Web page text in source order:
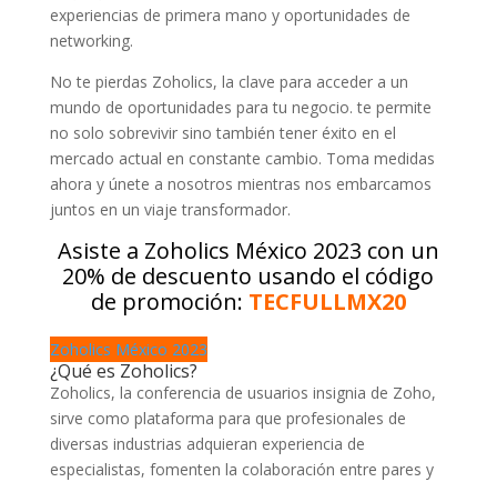
experiencias de primera mano y oportunidades de
networking.
No te pierdas Zoholics, la clave para acceder a un
mundo de oportunidades para tu negocio. te permite
no solo sobrevivir sino también tener éxito en el
mercado actual en constante cambio. Toma medidas
ahora y únete a nosotros mientras nos embarcamos
juntos en un viaje transformador.
Asiste a Zoholics México 2023 con un
20% de descuento usando el código
de promoción: TECFULLMX20
Zoholics México 2023
¿Qué es Zoholics?
Zoholics, la conferencia de usuarios insignia de Zoho,
sirve como plataforma para que profesionales de
diversas industrias adquieran experiencia de
especialistas, fomenten la colaboración entre pares y